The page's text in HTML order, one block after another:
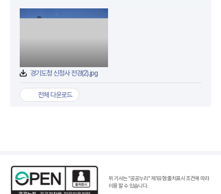
경기도청 신청사 전경(2).jpg
전체 다운로드
위 기사는 "공공누리"제1유형:출처표시 조건에 따라
이용 할 수 있습니다.